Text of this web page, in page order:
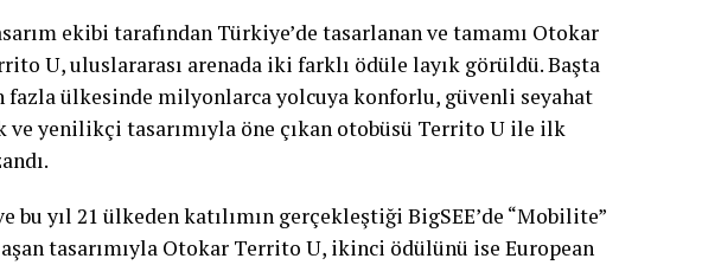
ekibi tarafından Türkiye’de tasarlanan ve tamamı Otokar
U, uluslararası arenada iki farklı ödüle layık görüldü. Başta
fazla ülkesinde milyonlarca yolcuya konforlu, güvenli seyahat
ve yenilikçi tasarımıyla öne çıkan otobüsü Territo U ile ilk
bu yıl 21 ülkeden katılımın gerçekleştiği BigSEE’de “Mobilite”
tasarımıyla Otokar Territo U, ikinci ödülünü ise European